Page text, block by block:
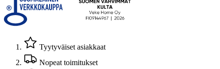
Tyytyväiset asiakkaat
Nopeat toimitukset